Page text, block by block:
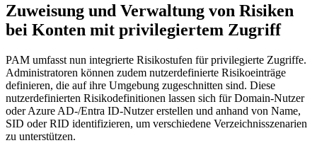
Zuweisung und Verwaltung von Risiken
bei Konten mit privilegiertem Zugriff
PAM umfasst nun integrierte Risikostufen für privilegierte Zugriffe.
Administratoren können zudem nutzerdefinierte Risikoeinträge
definieren, die auf ihre Umgebung zugeschnitten sind. Diese
nutzerdefinierten Risikodefinitionen lassen sich für Domain-Nutzer
oder Azure AD-/Entra ID-Nutzer erstellen und anhand von Name,
SID oder RID identifizieren, um verschiedene Verzeichnisszenarien
zu unterstützen.